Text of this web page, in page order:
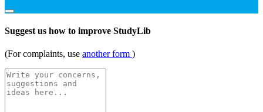
Suggest us how to improve StudyLib
(For complaints, use another form )